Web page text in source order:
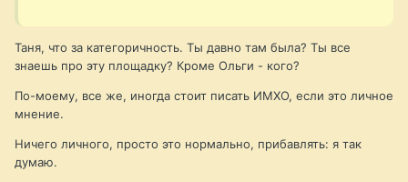
Таня, что за категоричность. Ты давно там была? Ты все
знаешь про эту площадку? Кроме Ольги - кого?
По-моему, все же, иногда стоит писать ИМХО, если это личное
мнение.
Ничего личного, просто это нормально, прибавлять: я так
думаю.